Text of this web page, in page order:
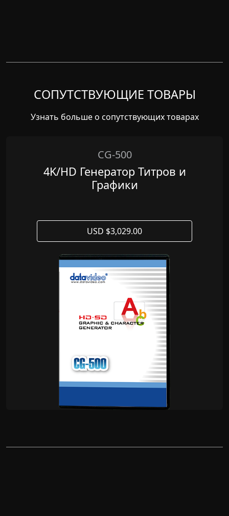
СОПУТСТВУЮЩИЕ ТОВАРЫ
Узнать больше о сопутствующих товарах
CG-500
4K/HD Генератор Титров и
Графики
USD $3,029.00